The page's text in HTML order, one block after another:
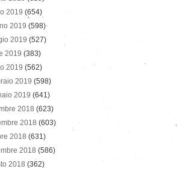
2019 (654)
2019 (598)
2019 (527)
2019 (383)
2019 (562)
2019 (598)
2019 (641)
2018 (623)
2018 (603)
2018 (631)
2018 (586)
2018 (362)